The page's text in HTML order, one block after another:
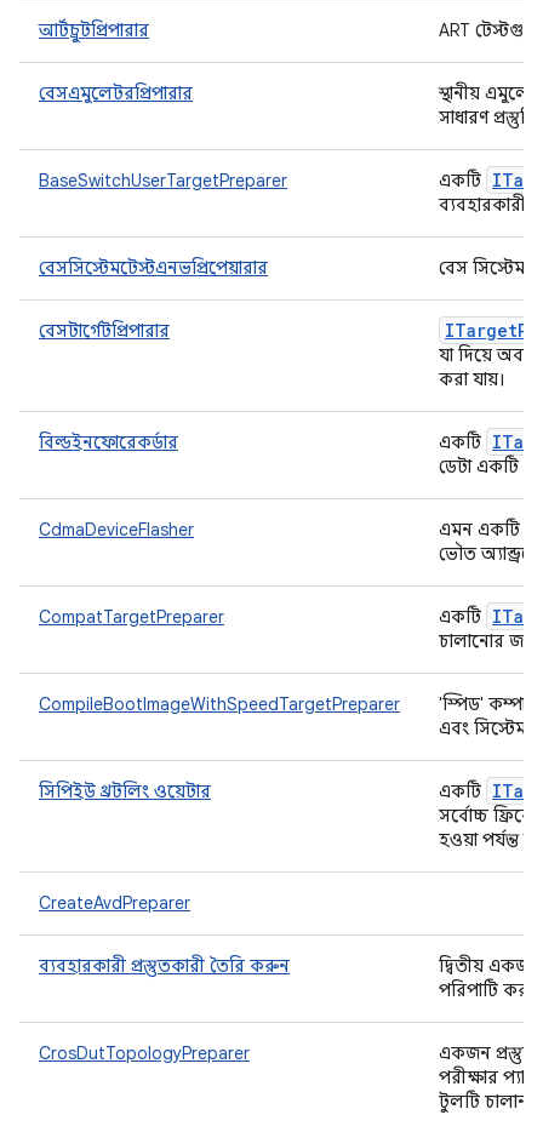
আর্টচ্রুটপ্রিপারার ART
বেসএমুলেটরপ্রিপারার
স্থানীয়
সাধারণ
BaseSwitchUserTargetPreparer একটি
বেসসিস্টেমটেস্টএনভপ্রিপেয়ারার বেস সিস্টেম
বেসটার্গেটপ্রিপারার ITarget
যা দিয়ে
করা যায়।
বিল্ডইনফোরেকর্ডার একটি
ডেটা একটি
CdmaDeviceFlasher
এমন একটি
ভৌত
CompatTargetPreparer একটি
চালানোর জন্য
CompileBootImageWithSpeedTargetPreparer
'স্পিড'
এবং সিস্টেম
সিপিইউ থ্রটলিং ওয়েটার একটি
সর্বোচ্চ
হওয়া পর্যন্ত
CreateAvdPreparer
ব্যবহারকারী প্রস্তুতকারী তৈরি করুন
দ্বিতীয় একজন
পরিপাটি
CrosDutTopologyPreparer
একজন
পরীক্ষার
টুলটি চালান।